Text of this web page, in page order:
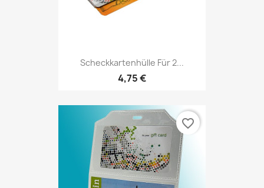
Scheckkartenhülle Für 2...
4,75 €
favorite_border